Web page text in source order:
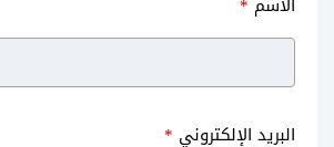
البريد الإلكتروني *